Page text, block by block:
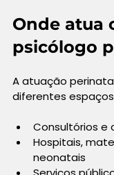
Onde atua
psicólogo
A atuação
diferentes
Consultórios e
Hospitais,
neonatais